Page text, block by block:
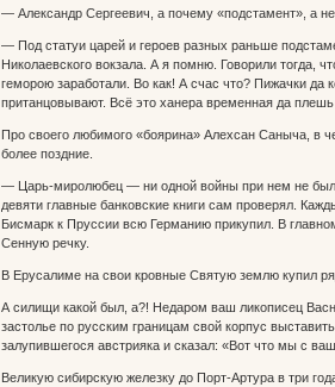
— Александр Сергеевич, а почему «подстамент», а
— Под статуи царей и героев разных раньше
Николаевского вокзала. А я помню. Говорили тогда,
геморою заработали. Во как! А счас что? Пижачки да
пританцовывают. Всё это ханера временная да плешь
Про своего любимого «боярина» Алехсан Саныча, в
более поздние.
— Царь-миролюбец — ни одной войны при нем не
девяти главные банковские книги сам проверял.
Бисмарк к Пруссии всю Германию прикупил. В
Сенную речку.
В Ерусалиме на свои кровные Святую землю купил
А силищи какой был, а?! Недаром ваш ликописец
застолье по русским границам свой корпус
залупившегося австрияка и сказал: «Вот что мы с
Великую сибирскую железку до Порт-Артура в три